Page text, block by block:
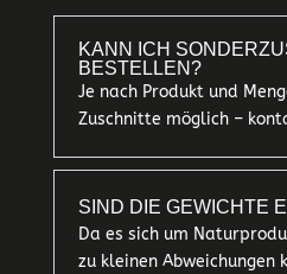
KANN ICH
BESTELLEN?
Je nach Produkt und
Zuschnitte möglich –
SIND DIE GEWICHTE
Da es sich um
zu kleinen Abweichungen